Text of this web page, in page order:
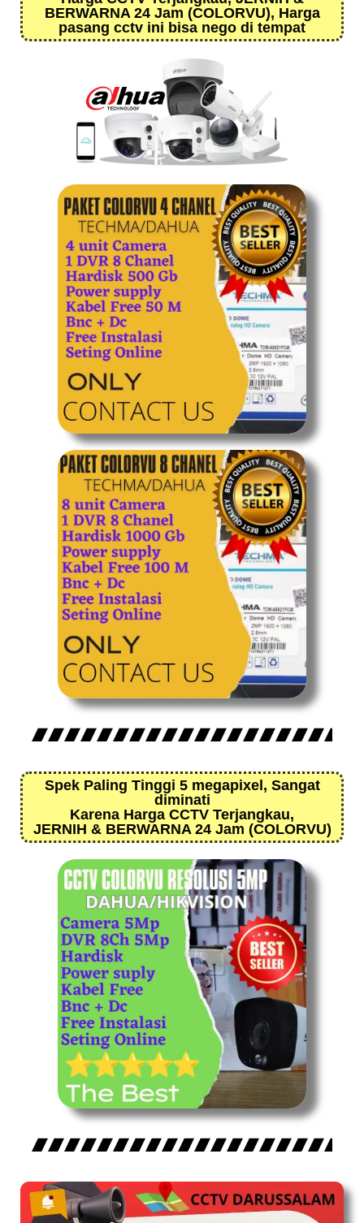
BERWARNA 24 Jam (COLORVU), Harga
pasang cctv ini bisa nego di tempat
Spek Paling Tinggi 5 megapixel, Sangat
diminati
Karena Harga CCTV Terjangkau,
JERNIH & BERWARNA 24 Jam (COLORVU)